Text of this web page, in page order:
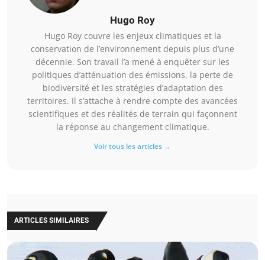
Hugo Roy
Hugo Roy couvre les enjeux climatiques et la
conservation de l’environnement depuis plus d’une
décennie. Son travail l’a mené à enquêter sur les
politiques d’atténuation des émissions, la perte de
biodiversité et les stratégies d’adaptation des
territoires. Il s’attache à rendre compte des avancées
scientifiques et des réalités de terrain qui façonnent
la réponse au changement climatique.
Voir tous les articles →
ARTICLES SIMILAIRES